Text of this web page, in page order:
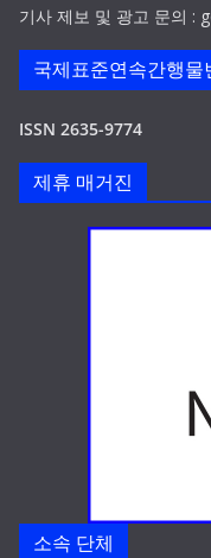
기사 제보 및 광고 문의 :
국제표준연속간행물
ISSN 2635-9774
제휴 매거진
소속 단체